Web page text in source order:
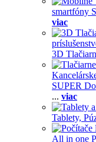
smartfóny
viac
3D
SUPER
... viac
Tablety,
All in one